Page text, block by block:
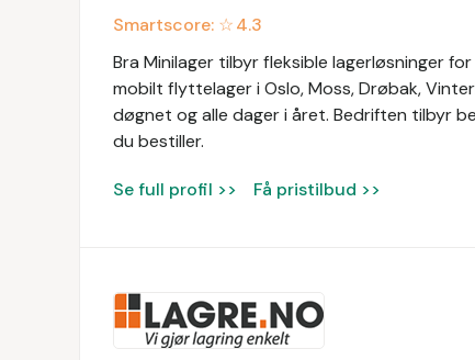
Smartscore: ☆4.3
Bra Minilager tilbyr fleksible lagerløsninger
mobilt flyttelager i Oslo, Moss, Drøbak,
døgnet og alle dager i året. Bedriften tilbyr
du bestiller.
Se full profil >> Få pristilbud >>